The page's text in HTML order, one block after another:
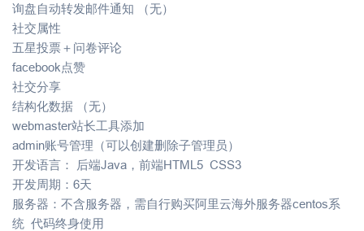
询盘自动转发邮件通知 （无）
社交属性
五星投票＋问卷评论
facebook点赞
社交分享
结构化数据 （无）
webmaster站长工具添加
admin账号管理（可以创建删除子管理员）
开发语言： 后端Java，前端HTML5 CSS3
开发周期：6天
服务器：不含服务器，需自行购买阿里云海外服务器centos系
统 代码终身使用